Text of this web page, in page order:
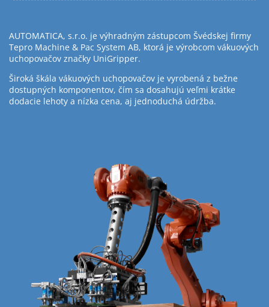
AUTOMATICA, s.r.o. je výhradným zástupcom Švédskej firmy
Tepro Machine & Pac System AB, ktorá je výrobcom vákuových
uchopovačov značky UniGripper.
Široká škála vákuových uchopovačov je vyrobená z bežne
dostupných komponentov, čím sa dosahujú veľmi krátke
dodacie lehoty a nízka cena, aj jednoduchá údržba.